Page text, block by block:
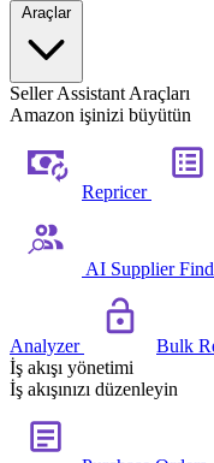
Araçlar
Seller Assistant Araçları
Amazon işinizi büyütün
Repricer
AI Supplier
Analyzer Bulk
İş akışı yönetimi
İş akışınızı düzenleyin